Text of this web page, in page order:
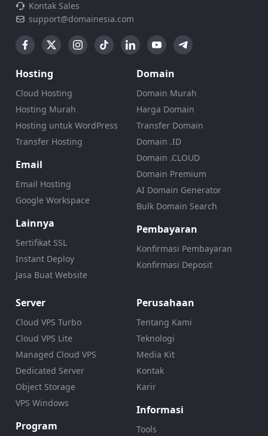
Kontak Sales
support@domainesia.com
Hosting
Cloud Hosting
Hosting Murah
Hosting untuk WordPress
Transfer Hosting
Email
Email Hosting
Google Workspace
Lainnya
Sertifikat SSL
Instant Deploy
Jasa Buat Website
Domain
Domain Murah
Harga Domain
Transfer Domain
Domain .ID
Domain .CLOUD
Domain Premium
AI Domain Generator
Bulk Domain Search
Pembayaran
Konfirmasi Pembayaran
Konfirmasi Deposit
Server
Cloud VPS Turbo
Cloud VPS Lite
Managed Cloud VPS
Dedicated Server
Object Storage
VPS Windows
Program
Perusahaan
Tentang Kami
Teknologi
Media Kit
Kontak
Karir
Informasi
Tools